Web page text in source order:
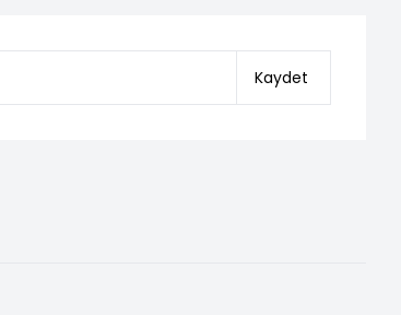
Kaydet